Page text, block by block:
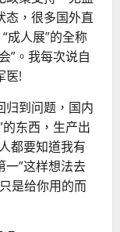
态，很多国外直
成人展”的全称
”。我每次说自
医!
归到问题，国内
东西，生产出
都要知道我有
一”这样想法去
是给你用的而